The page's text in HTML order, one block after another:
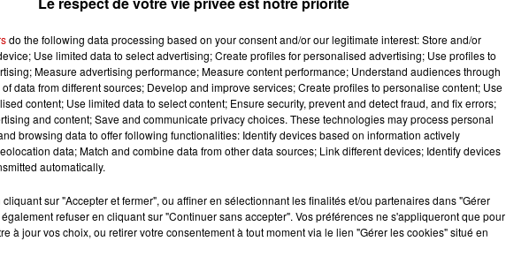
do the following data processing based on your consent and/or our legitimate interest: Store and/or
Use limited data to select advertising; Create profiles for personalised advertising; Use profiles to
Measure advertising performance; Measure content performance; Understand audiences through
data from different sources; Develop and improve services; Create profiles to personalise content; Use
content; Use limited data to select content; Ensure security, prevent and detect fraud, and fix errors;
and content; Save and communicate privacy choices. These technologies may process personal
browsing data to offer following functionalities: Identify devices based on information actively
data; Match and combine data from other data sources; Link different devices; Identify devices
automatically.
sur "Accepter et fermer", ou affiner en sélectionnant les finalités et/ou partenaires dans "Gérer
refuser en cliquant sur "Continuer sans accepter". Vos préférences ne s'appliqueront que pour
à jour vos choix, ou retirer votre consentement à tout moment via le lien "Gérer les cookies" situé en